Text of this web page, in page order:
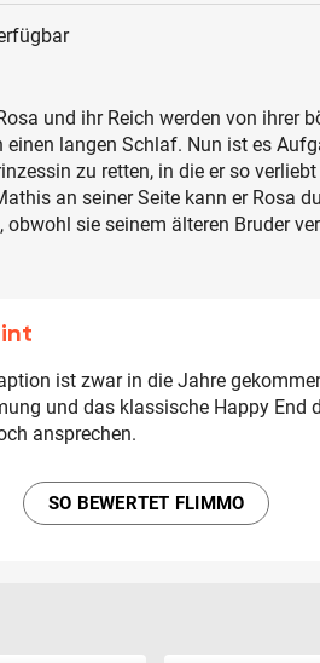
und ihr Reich werden von ihrer
langen Schlaf. Nun ist es
zu retten, in die er so
an seiner Seite kann er Rosa
obwohl sie seinem älteren Bruder
ist zwar in die Jahre
und das klassische Happy End
ansprechen.
SO BEWERTET FLIMMO